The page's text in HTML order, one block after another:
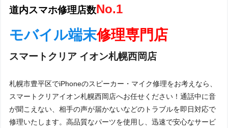
道内スマホ修理店数No.1
モバイル端末修理専門店
スマートクリア イオン札幌西岡店
札幌市豊平区でiPhoneのスピーカー・マイク修理をお考えなら、
スマートクリアイオン札幌西岡店へお任せください！通話中に音
が聞こえない、相手の声が届かないなどのトラブルを即日対応で
修理いたします。高品質なパーツを使用し、迅速で安心なサービ